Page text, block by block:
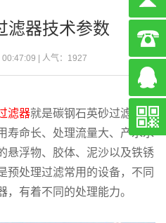
滤器技术参数
| 人气： 1927
滤器就是碳钢石英砂过滤器，
寿命长、处理流量大、产水水
悬浮物、胶体、泥沙以及铁锈
预处理过滤常用的设备，不同
有着不同的处理能力。